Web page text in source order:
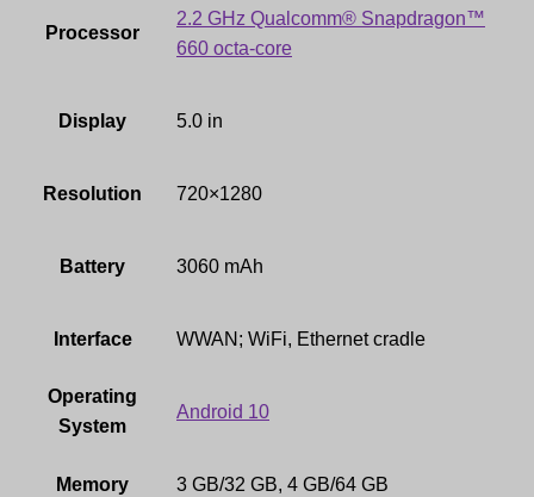
Processor
2.2 GHz Qualcomm® Snapdragon™
660 octa-core
Display 5.0 in
Resolution 720×1280
Battery 3060 mAh
Interface WWAN; WiFi, Ethernet cradle
Operating
System
Android 10
Memory 3 GB/32 GB, 4 GB/64 GB